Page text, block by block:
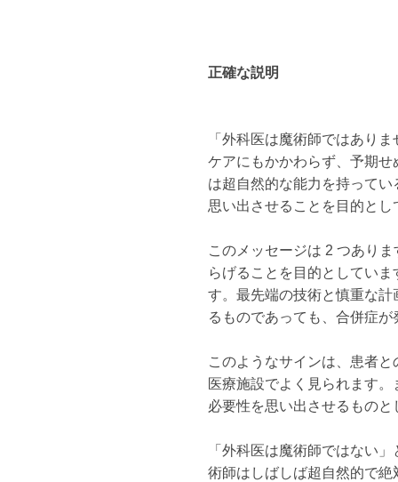
正確な説明
「外科医は魔術師ではあり
ケアにもかかわらず、予期
は超自然的な能力を持って
思い出させることを目的とし
このメッセージは 2 つあり
らげることを目的としてい
す。最先端の技術と慎重な
るものであっても、合併症
このようなサインは、患者
医療施設でよく見られます
必要性を思い出させるもの
「外科医は魔術師ではない
術師はしばしば超自然的で